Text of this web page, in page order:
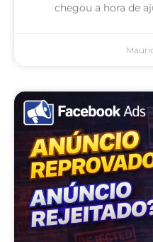
chegou a hora de